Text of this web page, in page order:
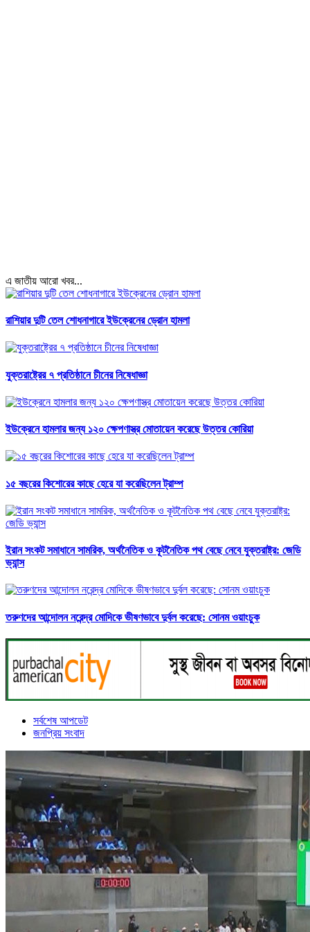
এ জাতীয় আরো খবর...
রাশিয়ার দুটি তেল শোধনাগারে ইউক্রেনের ড্রোন হামলা
যুক্তরাষ্ট্রের ৭ প্রতিষ্ঠানে চীনের নিষেধাজ্ঞা
ইউক্রেনে হামলার জন্য ১২০ ক্ষেপণাস্ত্র মোতায়েন করেছে উত্তর কোরিয়া
১৫ বছরের কিশোরের কাছে হেরে যা করেছিলেন ট্রাম্প
ইরান সংকট সমাধানে সামরিক, অর্থনৈতিক ও কূটনৈতিক পথ বেছে নেবে যুক্তরাষ্ট্র: জেডি
ভ্যান্স
তরুণদের আন্দোলন নরেন্দ্র মোদিকে ভীষণভাবে দুর্বল করেছে: সোনম ওয়াংচুক
সর্বশেষ আপডেট
জনপ্রিয় সংবাদ